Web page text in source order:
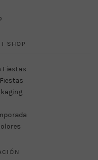
I SHOP
Fiestas